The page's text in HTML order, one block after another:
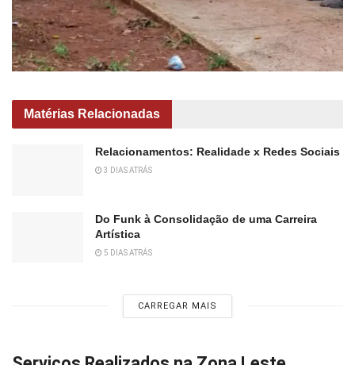
Matérias Relacionadas
Relacionamentos: Realidade x Redes Sociais
3 DIAS ATRÁS
Do Funk à Consolidação de uma Carreira
Artística
5 DIAS ATRÁS
CARREGAR MAIS